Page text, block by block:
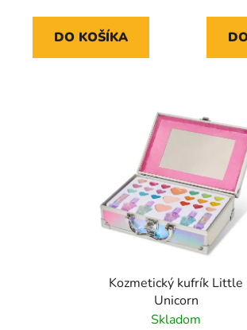
DO KOŠÍKA
Kozmetický kufrík Little
Unicorn
Skladom